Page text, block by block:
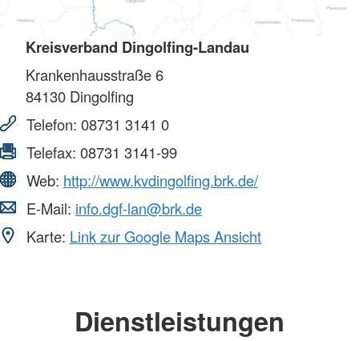
Kreisverband Dingolfing-Landau
Krankenhausstraße 6
84130 Dingolfing
Telefon: 08731 3141 0
Telefax: 08731 3141-99
Web: http://www.kvdingolfing.brk.de/
E-Mail: info.dgf-lan@brk.de
Karte: Link zur Google Maps Ansicht
Dienstleistungen